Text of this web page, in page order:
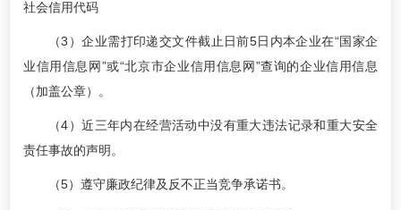
社会信用代码
（3）企业需打印递交文件截止日前5日内本企业在“国家企
业信用信息网”或“北京市企业信用信息网”查询的企业信用信息
（加盖公章）。
（4）近三年内在经营活动中没有重大违法记录和重大安全
责任事故的声明。
（5）遵守廉政纪律及反不正当竞争承诺书。